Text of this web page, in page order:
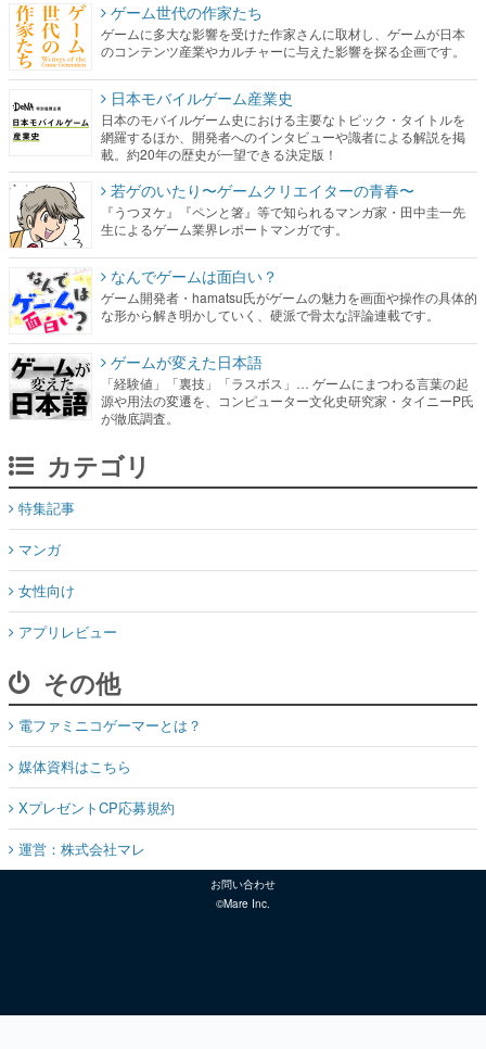
ゲーム世代の作家たち
ゲームに多大な影響を受けた作家さんに取材し、ゲームが日本
のコンテンツ産業やカルチャーに与えた影響を探る企画です。
日本モバイルゲーム産業史
日本のモバイルゲーム史における主要なトピック・タイトルを
網羅するほか、開発者へのインタビューや識者による解説を掲
載。約20年の歴史が一望できる決定版！
若ゲのいたり〜ゲームクリエイターの青春〜
『うつヌケ』『ペンと箸』等で知られるマンガ家・田中圭一先
生によるゲーム業界レポートマンガです。
なんでゲームは面白い？
ゲーム開発者・hamatsu氏がゲームの魅力を画面や操作の具体的
な形から解き明かしていく、硬派で骨太な評論連載です。
ゲームが変えた日本語
「経験値」「裏技」「ラスボス」… ゲームにまつわる言葉の起
源や用法の変遷を、コンピューター文化史研究家・タイニーP氏
が徹底調査。
カテゴリ
特集記事
マンガ
女性向け
アプリレビュー
その他
電ファミニコゲーマーとは？
媒体資料はこちら
XプレゼントCP応募規約
運営：株式会社マレ
お問い合わせ
©Mare Inc.